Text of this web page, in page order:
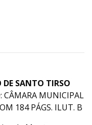
SANTO TIRSO
CÂMARA MUNICIPAL
184 PÁGS. ILUT. B